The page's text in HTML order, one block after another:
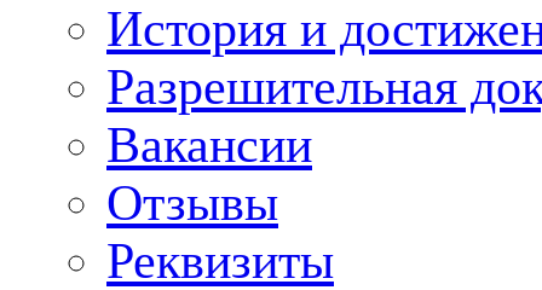
История и
Разрешительная
Вакансии
Отзывы
Реквизиты